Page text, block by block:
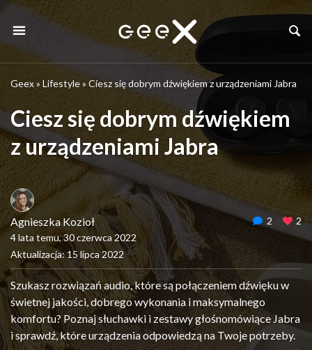
Geex» Lifestyle» Ciesz się dobrym dźwiękiem z urządzeniami Jabra
Ciesz się dobrym dźwiękiem
z urządzeniami Jabra
Agnieszka Kozioł
4 lata temu, 30 czerwca 2022
Aktualizacja: 15 lipca 2022
2 2
Szukasz rozwiązań audio, które są połączeniem dźwięku w
świetnej jakości, dobrego wykonania i maksymalnego
komfortu? Poznaj słuchawki i zestawy głośnomówiące Jabra
i sprawdź, które urządzenia odpowiedzą na Twoje potrzeby.